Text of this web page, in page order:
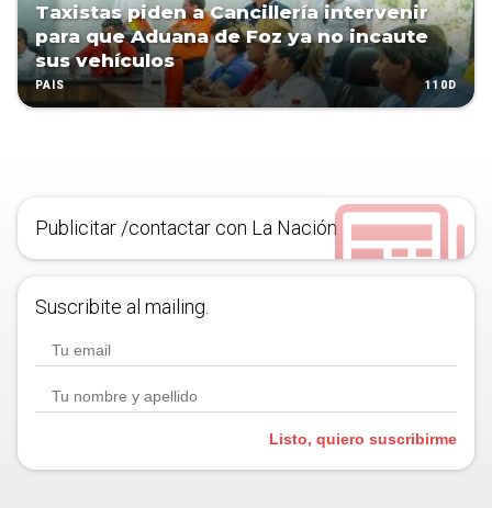
Taxistas piden a Cancillería intervenir
para que Aduana de Foz ya no incaute
sus vehículos
PAÍS 110D
Publicitar /contactar con La Nación
Suscribite al mailing.
Listo, quiero suscribirme